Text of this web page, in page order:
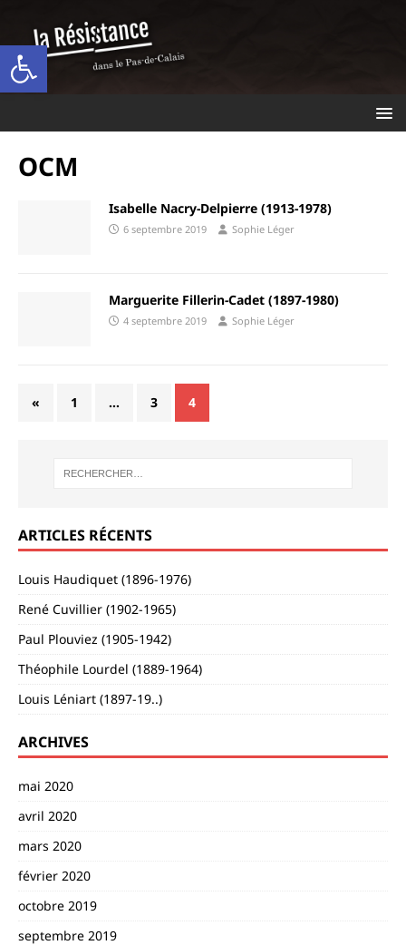
Ouvrir la barre d’outils
OCM
Isabelle Nacry-Delpierre (1913-1978)
6 septembre 2019 Sophie Léger
Marguerite Fillerin-Cadet (1897-1980)
4 septembre 2019 Sophie Léger
« 1 … 3 4
ARTICLES RÉCENTS
Louis Haudiquet (1896-1976)
René Cuvillier (1902-1965)
Paul Plouviez (1905-1942)
Théophile Lourdel (1889-1964)
Louis Léniart (1897-19..)
ARCHIVES
mai 2020
avril 2020
mars 2020
février 2020
octobre 2019
septembre 2019